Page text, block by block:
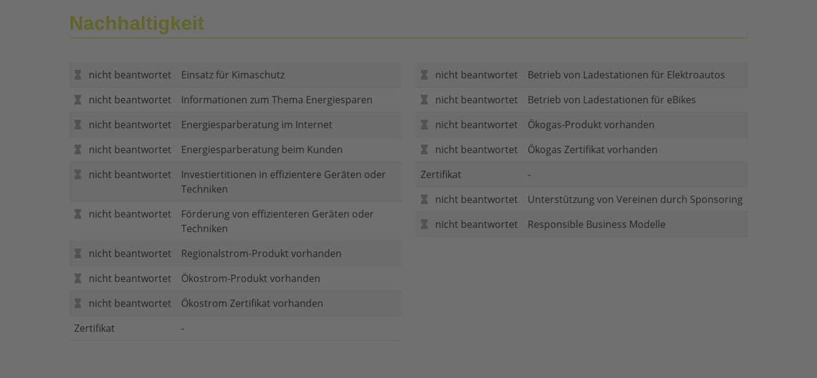
Nachhaltigkeit
nicht beantwortet
Einsatz für Kimaschutz
nicht beantwortet
Informationen zum Thema Energiesparen
nicht beantwortet
Energiesparberatung im Internet
nicht beantwortet
Energiesparberatung beim Kunden
nicht beantwortet
Investiertitionen in effizientere Geräten oder
Techniken
nicht beantwortet
Förderung von effizienteren Geräten oder
Techniken
nicht beantwortet
Regionalstrom-Produkt vorhanden
nicht beantwortet
Ökostrom-Produkt vorhanden
nicht beantwortet
Ökostrom Zertifikat vorhanden
Zertifikat
-
nicht beantwortet
Betrieb von Ladestationen für Elektroautos
nicht beantwortet
Betrieb von Ladestationen für eBikes
nicht beantwortet
Ökogas-Produkt vorhanden
nicht beantwortet
Ökogas Zertifikat vorhanden
Zertifikat
-
nicht beantwortet
Unterstützung von Vereinen durch Sponsoring
nicht beantwortet
Responsible Business Modelle